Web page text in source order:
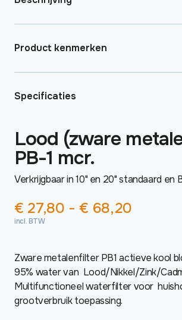
Product kenmerken
Specificaties
Lood (zware
PB-1 mcr.
Verkrijgbaar in 10" en 20" standaard en
€ 27,80 - € 68,20
€ 68,20
incl. BTW
Zware metalenfilter PB1 actieve kool
95% water van Lood/Nikkel/Zink/
Multifunctioneel waterfilter voor
grootverbruik toepassing.